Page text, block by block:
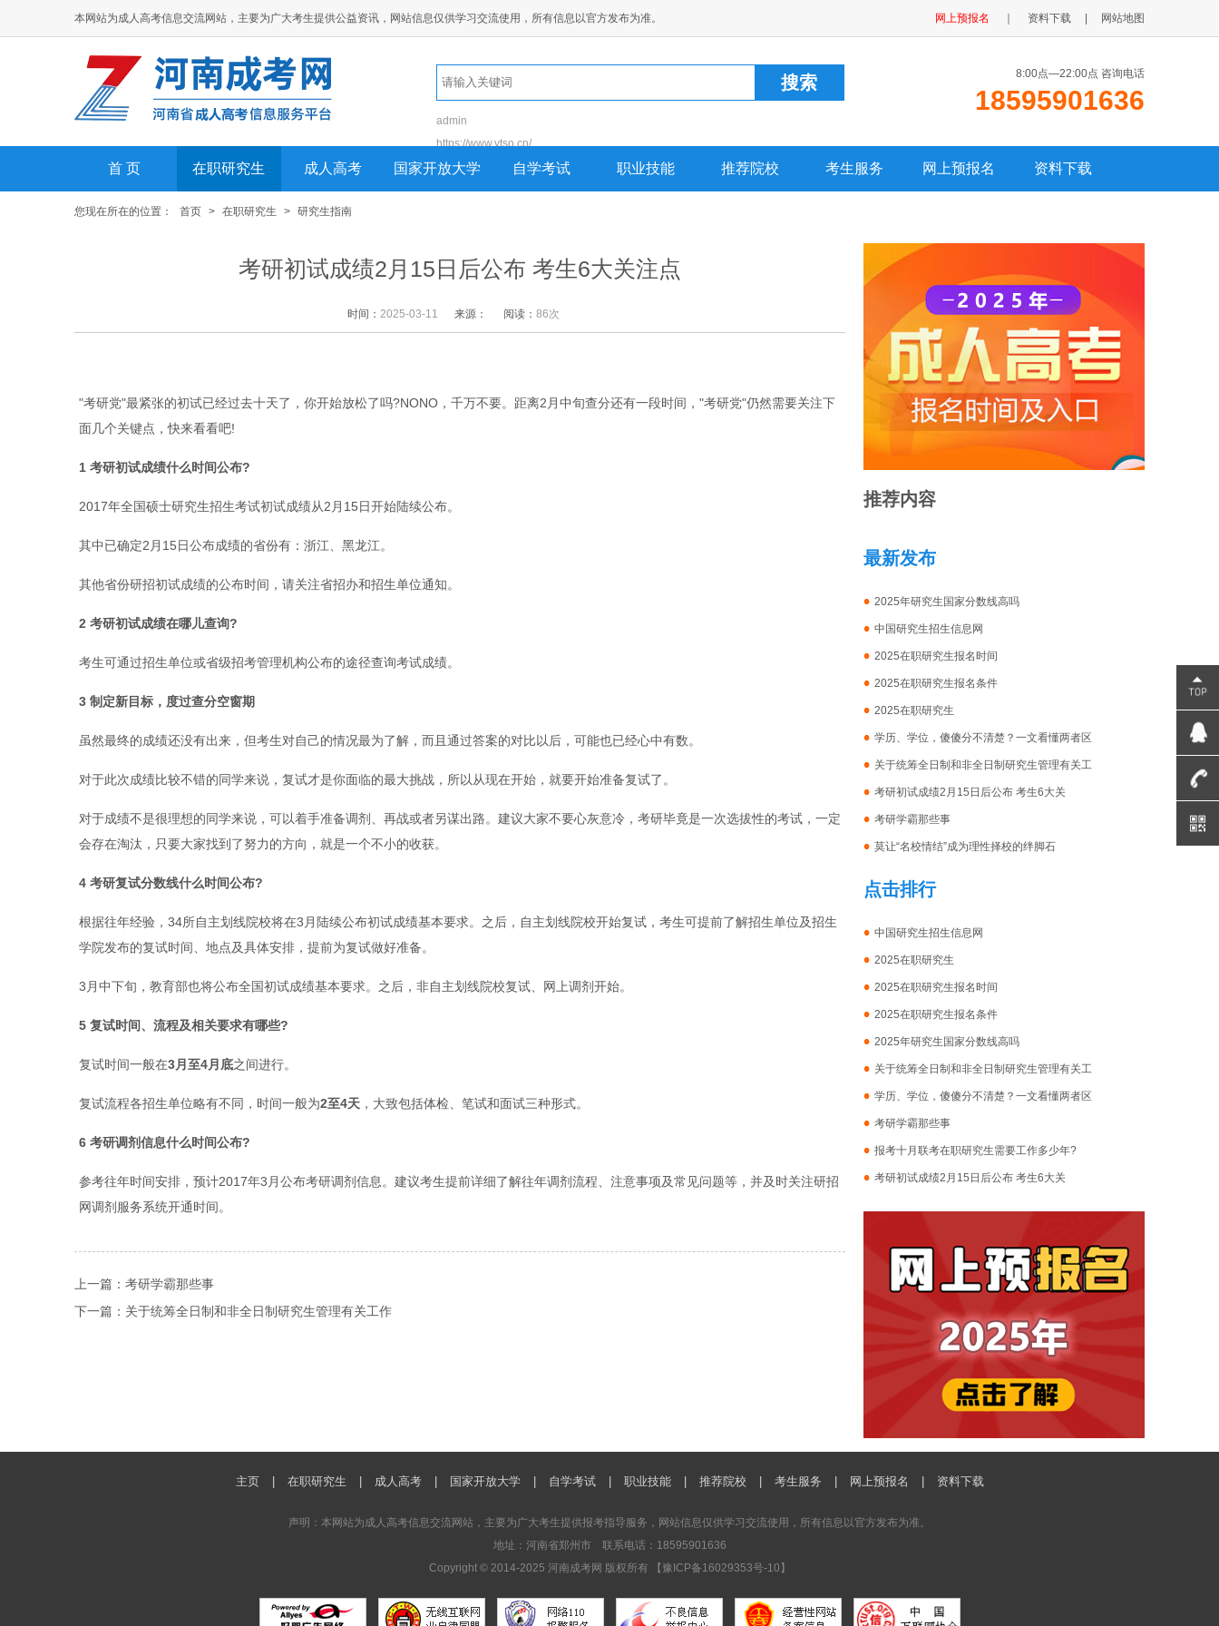
本网站为成人高考信息交流网站，主要为广大考生提供公益资讯，网站信息仅供学习交流使用，所有信息以官方发布为准。 网上预报名 资料下载 网站地图
admin
https://www.ytso.cn/
https://www.nspu.com
https://ddqbt.cn
8:00点—22:00点 咨询电话
18595901636
首 页 在职研究生 成人高考 国家开放大学 自学考试 职业技能 推荐院校 考生服务 网上预报名 资料下载
您现在所在的位置： 首页 > 在职研究生 > 研究生指南
考研初试成绩2月15日后公布 考生6大关注点
时间： 2025-03-11 来源： 阅读： 86次
"考研党"最紧张的初试已经过去十天了，你开始放松了吗?NONO，千万不要。距离2月中旬查分还有一段时间，"考研党"仍然需要关注下
面几个关键点，快来看看吧!
1 考研初试成绩什么时间公布?
2017年全国硕士研究生招生考试初试成绩从2月15日开始陆续公布。
其中已确定2月15日公布成绩的省份有：浙江、黑龙江。
其他省份研招初试成绩的公布时间，请关注省招办和招生单位通知。
2 考研初试成绩在哪儿查询?
考生可通过招生单位或省级招考管理机构公布的途径查询考试成绩。
3 制定新目标，度过查分空窗期
虽然最终的成绩还没有出来，但考生对自己的情况最为了解，而且通过答案的对比以后，可能也已经心中有数。
对于此次成绩比较不错的同学来说，复试才是你面临的最大挑战，所以从现在开始，就要开始准备复试了。
对于成绩不是很理想的同学来说，可以着手准备调剂、再战或者另谋出路。建议大家不要心灰意冷，考研毕竟是一次选拔性的考试，一定
会存在淘汰，只要大家找到了努力的方向，就是一个不小的收获。
4 考研复试分数线什么时间公布?
根据往年经验，34所自主划线院校将在3月陆续公布初试成绩基本要求。之后，自主划线院校开始复试，考生可提前了解招生单位及招生
学院发布的复试时间、地点及具体安排，提前为复试做好准备。
3月中下旬，教育部也将公布全国初试成绩基本要求。之后，非自主划线院校复试、网上调剂开始。
5 复试时间、流程及相关要求有哪些?
复试时间一般在3月至4月底之间进行。
复试流程各招生单位略有不同，时间一般为2至4天 ，大致包括体检、笔试和面试三种形式。
6 考研调剂信息什么时间公布?
参考往年时间安排，预计2017年3月公布考研调剂信息。建议考生提前详细了解往年调剂流程、注意事项及常见问题等，并及时关注研招
网调剂服务系统开通时间。
上一篇： 考研学霸那些事
下一篇： 关于统筹全日制和非全日制研究生管理有关工作
推荐内容
最新发布
2025年研究生国家分数线高吗
中国研究生招生信息网
2025在职研究生报名时间
2025在职研究生报名条件
2025在职研究生
学历、学位，傻傻分不清楚？一文看懂两者区
关于统筹全日制和非全日制研究生管理有关工
考研初试成绩2月15日后公布 考生6大关
考研学霸那些事
莫让“名校情结”成为理性择校的绊脚石
点击排行
中国研究生招生信息网
2025在职研究生
2025在职研究生报名时间
2025在职研究生报名条件
2025年研究生国家分数线高吗
关于统筹全日制和非全日制研究生管理有关工
学历、学位，傻傻分不清楚？一文看懂两者区
考研学霸那些事
报考十月联考在职研究生需要工作多少年?
考研初试成绩2月15日后公布 考生6大关
主页 在职研究生 成人高考 国家开放大学 自学考试 职业技能 推荐院校 考生服务 网上预报名 资料下载
声明：本网站为成人高考信息交流网站，主要为广大考生提供报考指导服务，网站信息仅供学习交流使用，所有信息以官方发布为准。
地址：河南省郑州市 联系电话：18595901636
Copyright © 2014-2025 河南成考网 版权所有 【 豫ICP备16029353号-10 】